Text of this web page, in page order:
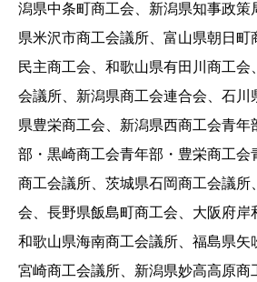
潟県中条町商工会、新潟県知事政策
県米沢市商工会議所、富山県朝日町
民主商工会、和歌山県有田川商工会
会議所、新潟県商工会連合会、石川
県豊栄商工会、新潟県西商工会青年
部・黒崎商工会青年部・豊栄商工会
商工会議所、茨城県石岡商工会議所
会、長野県飯島町商工会、大阪府岸
和歌山県海南商工会議所、福島県矢
宮崎商工会議所、新潟県妙高高原商